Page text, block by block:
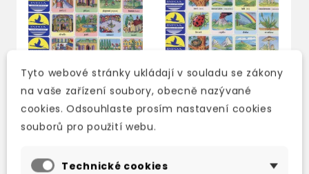
ANGLIČTINA-PEXESO
12. MĚSTO A VESNICE
49 Kč -15% 42 Kč
ANGLIČTINA-PEXESO
49 Kč
Tyto webové stránky ukládají v souladu se zákony
na vaše zařízení soubory, obecně nazývané
cookies. Odsouhlaste prosím nastavení cookies
souborů pro použití webu.
Technické cookies